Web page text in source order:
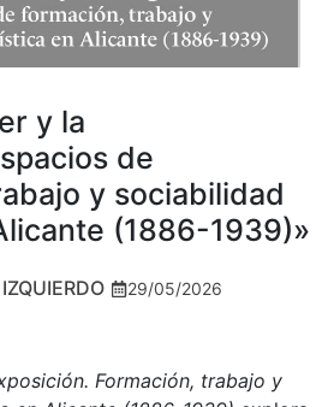
y la
de
y sociabilidad
(1886-1939)»
29/05/2026
Formación, trabajo y